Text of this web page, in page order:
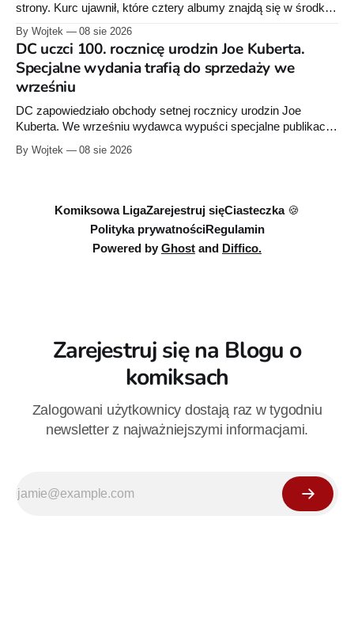
strony. Kurc ujawnił, które cztery albumy znajdą się w środku i
By Wojtek 08 sie 2026
DC uczci 100. rocznicę urodzin Joe Kuberta.
Specjalne wydania trafią do sprzedaży we
wrześniu
DC zapowiedziało obchody setnej rocznicy urodzin Joe
Kuberta. We wrześniu wydawca wypuści specjalne publikacje
sprzedaży niemal dokładnie w dniu jego urodzin.
By Wojtek 08 sie 2026
Komiksowa LigaZarejestruj sięCiasteczka 🍪
Polityka prywatnościRegulamin
Powered by Ghost and Diffico.
Zarejestruj się na Blogu o
komiksach
Zalogowani użytkownicy dostają raz w tygodniu
newsletter z najważniejszymi informacjami.